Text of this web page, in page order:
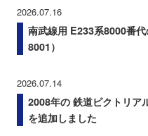
2026.07.16
南武線用 E233系8000番
8001）
2026.07.14
2008年の 鉄道ピクトリア
を追加しました